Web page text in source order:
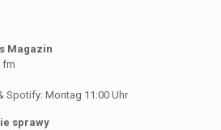
Magazin
fm
Spotify: Montag 11:00 Uhr
sprawy